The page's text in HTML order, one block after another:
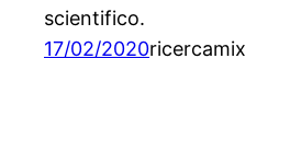
scientifico.
17/02/2020ricercamix